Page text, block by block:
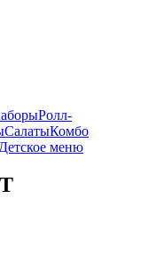
Ролл-
СалатыКомбо
Детское меню